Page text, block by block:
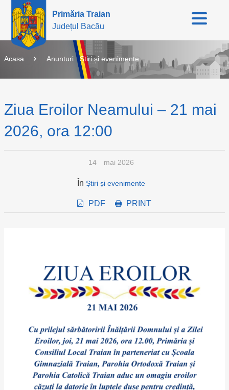
Primăria Traian
Județul Bacău
Acasa Anunturi Știri și evenimente
Ziua Eroilor Neamului – 21 mai
2026, ora 12:00
14 mai 2026
În Știri și evenimente
PDF PRINT